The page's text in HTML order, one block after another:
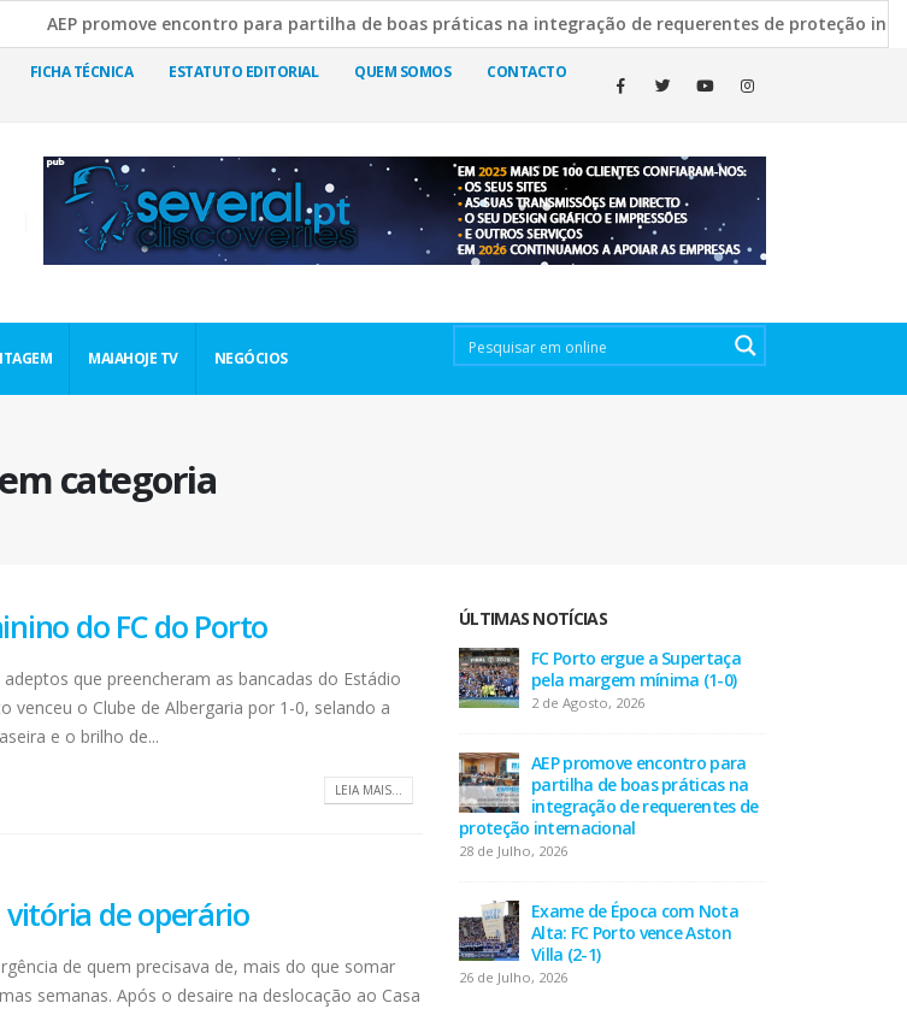
encontro para partilha de boas práticas na integração de requerentes de proteção internacional
Abastecimento JF Nogueira e Silva Escura esclarece decisão de manter cemitérios abertos
FICHA TÉCNICA ESTATUTO EDITORIAL QUEM SOMOS CONTACTO
MAIAHOJE TV NEGÓCIOS
categoria
do FC do Porto
que preencheram as bancadas do Estádio
o Clube de Albergaria por 1-0, selando a
e o brilho de...
LEIA MAIS...
vitória de operário
de quem precisava de, mais do que somar
semanas. Após o desaire na deslocação ao Casa
ÚLTIMAS NOTÍCIAS
em dois
de
pela margem mínima (1-0)
2 de Agosto, 2026
partilha de boas práticas na
integração de requerentes de
Exame de Época com Nota
Alta: FC Porto vence Aston
Villa (2-1)
26 de Julho, 2026
AEP desafia empresas na QSP
Summit e revela prioridades
do tecido empresarial em dois
O Fator Humano na Era
Algorítmica: As Grandes
Linhas de Força do QSP
Leça FC vence Campeonato de
Portugal na final do Jamor